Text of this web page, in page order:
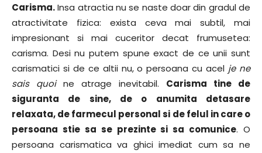
Carisma.Insa atractia nu se naste doar din gradul de
atractivitate fizica: exista ceva mai subtil, mai
impresionant si mai cuceritor decat frumusetea:
carisma. Desi nu putem spune exact de ce unii sunt
carismatici si de ce altii nu, o persoana cu acel je ne
sais quoine atrage inevitabil. Carisma tine de
siguranta de sine, de o anumita detasare
relaxata, de farmecul personal si de felul in care o
persoana stie sa se prezinte si sa comunice. O
persoana carismatica va ghici imediat cum sa ne